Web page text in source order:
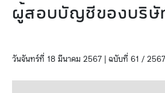
ผู้สอบบัญชีของบริษั
วันจันทร์ที่ 18 มีนาคม 2567 | ฉบับที่ 61 / 2567